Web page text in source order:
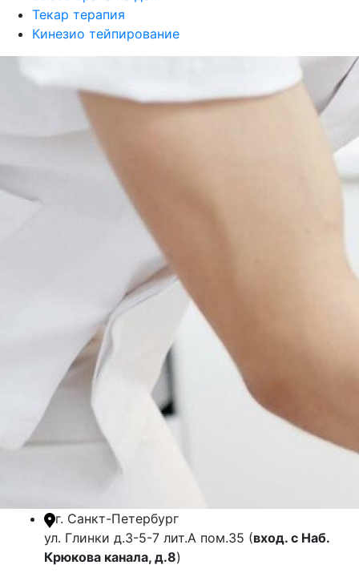
Текар терапия
Кинезио тейпирование
г. Санкт-Петербург
ул. Глинки д.3-5-7 лит.А пом.35 (вход. с Наб.
Крюкова канала, д.8)